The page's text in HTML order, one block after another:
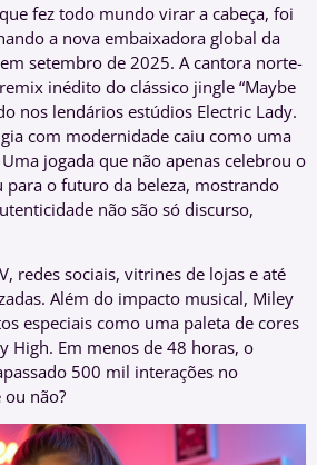
fez todo mundo virar a cabeça, foi
a nova embaixadora global da
setembro de 2025. A cantora norte-
inédito do clássico jingle “Maybe
nos lendários estúdios Electric Lady.
com modernidade caiu como uma
jogada que não apenas celebrou o
para o futuro da beleza, mostrando
não são só discurso,
redes sociais, vitrines de lojas e até
Além do impacto musical, Miley
especiais como uma paleta de cores
High. Em menos de 48 horas, o
500 mil interações no
não?